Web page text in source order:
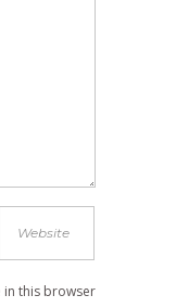
in this browser